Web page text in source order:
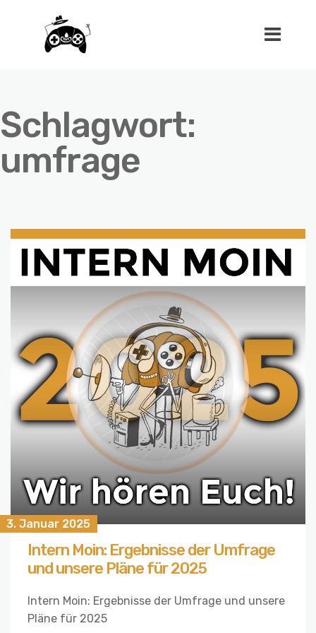
Schlagwort:
umfrage
3. Januar 2025
Intern Moin: Ergebnisse der Umfrage
und unsere Pläne für 2025
Intern Moin: Ergebnisse der Umfrage und unsere
Pläne für 2025